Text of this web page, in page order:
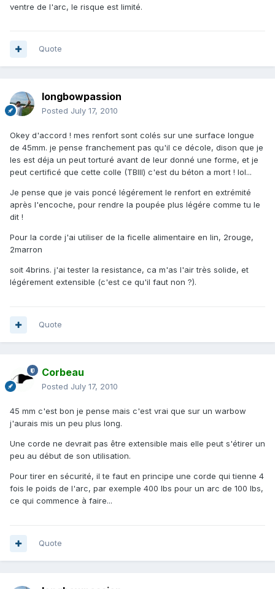
ventre de l'arc, le risque est limité.
Quote
longbowpassion
Posted July 17, 2010
Okey d'accord ! mes renfort sont colés sur une surface longue
de 45mm. je pense franchement pas qu'il ce décole, dison que je
les est déja un peut torturé avant de leur donné une forme, et je
peut certificé que cette colle (TBIII) c'est du béton a mort ! lol...
Je pense que je vais poncé légérement le renfort en extrémité
après l'encoche, pour rendre la poupée plus légére comme tu le
dit !
Pour la corde j'ai utiliser de la ficelle alimentaire en lin, 2rouge,
2marron
soit 4brins. j'ai tester la resistance, ca m'as l'air très solide, et
légérement extensible (c'est ce qu'il faut non ?).
Quote
Corbeau
Posted July 17, 2010
45 mm c'est bon je pense mais c'est vrai que sur un warbow
j'aurais mis un peu plus long.
Une corde ne devrait pas être extensible mais elle peut s'étirer un
peu au début de son utilisation.
Pour tirer en sécurité, il te faut en principe une corde qui tienne 4
fois le poids de l'arc, par exemple 400 lbs pour un arc de 100 lbs,
ce qui commence à faire...
Quote